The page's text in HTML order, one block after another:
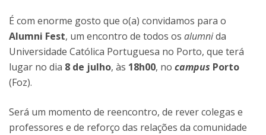
É com enorme gosto que o(a) convidamos para o
Alumni Fest, um encontro de todos os alumnida
Universidade Católica Portuguesa no Porto, que terá
lugar no dia 8 de julho, às 18h00, no campus Porto
(Foz).
Será um momento de reencontro, de rever colegas e
professores e de reforço das relações da comunidade